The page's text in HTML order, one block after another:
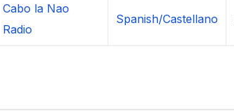
Cabo la Nao
Radio
Spanish/Castellano